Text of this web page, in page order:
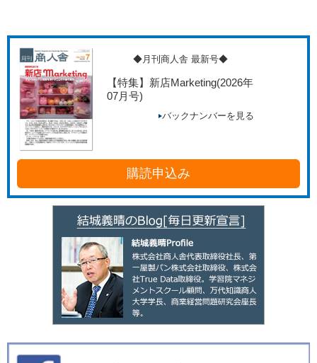
◆月刊商人舎 最新号◆
【特集】新店Marketing(2026年
07月号)
バックナンバーを見る
購読申込み